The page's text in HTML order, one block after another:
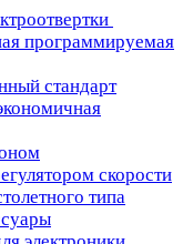
программируемая
стандарт
скорости
типа